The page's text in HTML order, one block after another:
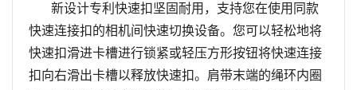
新设计专利快速扣坚固耐用，支持您在使用同款
快速连接扣的相机间快速切换设备。您可以轻松地将
快速扣滑进卡槽进行锁紧或轻压方形按钮将快速连接
扣向右滑出卡槽以释放快速扣。肩带末端的绳环内圈